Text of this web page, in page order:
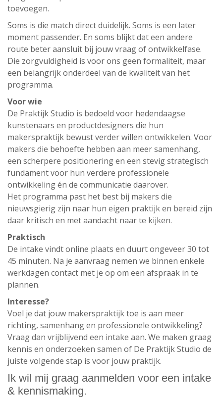
toevoegen.
Soms is die match direct duidelijk. Soms is een later
moment passender. En soms blijkt dat een andere
route beter aansluit bij jouw vraag of ontwikkelfase.
Die zorgvuldigheid is voor ons geen formaliteit, maar
een belangrijk onderdeel van de kwaliteit van het
programma.
Voor wie
De Praktijk Studio is bedoeld voor hedendaagse
kunstenaars en productdesigners die hun
makerspraktijk bewust verder willen ontwikkelen. Voor
makers die behoefte hebben aan meer samenhang,
een scherpere positionering en een stevig strategisch
fundament voor hun verdere professionele
ontwikkeling én de communicatie daarover.
Het programma past het best bij makers die
nieuwsgierig zijn naar hun eigen praktijk en bereid zijn
daar kritisch en met aandacht naar te kijken.
Praktisch
De intake vindt online plaats en duurt ongeveer 30 tot
45 minuten. Na je aanvraag nemen we binnen enkele
werkdagen contact met je op om een afspraak in te
plannen.
Interesse?
Voel je dat jouw makerspraktijk toe is aan meer
richting, samenhang en professionele ontwikkeling?
Vraag dan vrijblijvend een intake aan. We maken graag
kennis en onderzoeken samen of De Praktijk Studio de
juiste volgende stap is voor jouw praktijk.
Ik wil mij graag aanmelden voor een intake
& kennismaking.